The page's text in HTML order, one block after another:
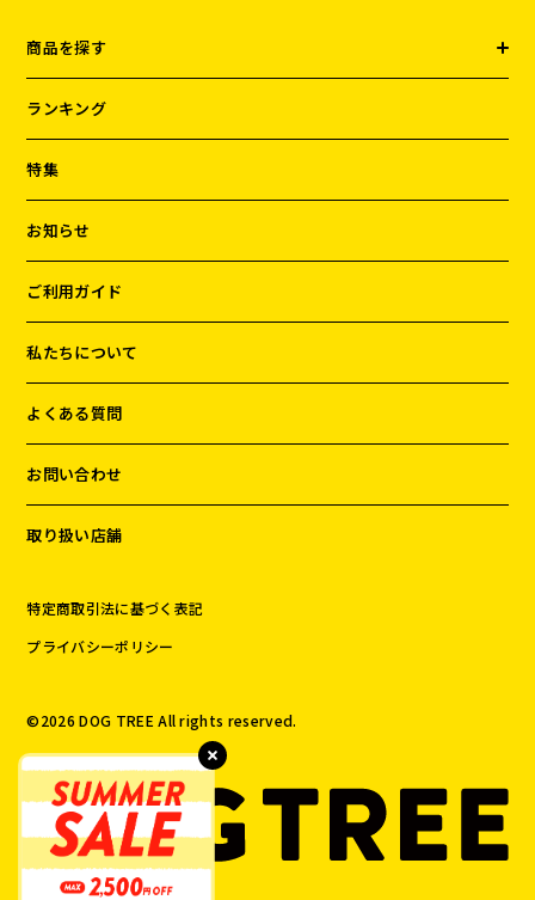
商品を探す
ランキング
特集
お知らせ
ご利用ガイド
私たちについて
よくある質問
お問い合わせ
取り扱い店舗
特定商取引法に基づく表記
プライバシーポリシー
©️2026 DOG TREE All rights reserved.